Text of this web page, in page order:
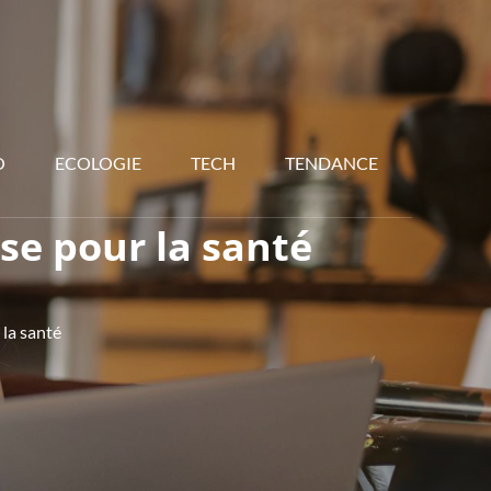
ECOLOGIE TECH TENDANCE
pour la santé
santé